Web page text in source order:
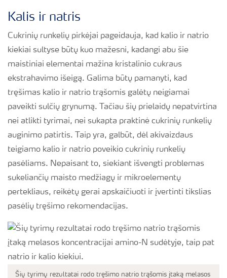
Kalis ir natris
Cukrinių runkelių pirkėjai pageidauja, kad kalio ir natrio
kiekiai sultyse būtų kuo mažesni, kadangi abu šie
maistiniai elementai mažina kristalinio cukraus
ekstrahavimo išeigą. Galima būtų pamanyti, kad
tręšimas kalio ir natrio trąšomis galėtų neigiamai
paveikti sulčių grynumą. Tačiau šių prielaidų nepatvirtina
nei atlikti tyrimai, nei sukapta praktinė cukrinių runkelių
auginimo patirtis. Taip yra, galbūt, dėl akivaizdaus
teigiamo kalio ir natrio poveikio cukrinių runkelių
pasėliams. Nepaisant to, siekiant išvengti problemas
sukeliančių maisto medžiagų ir mikroelementų
pertekliaus, reikėtų gerai apskaičiuoti ir įvertinti tikslias
pasėlių tręšimo rekomendacijas.
Šių tyrimų rezultatai rodo tręšimo natrio trąšomis įtaką melasos